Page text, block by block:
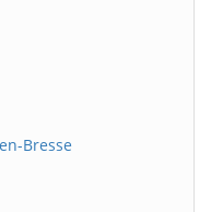
Bresse